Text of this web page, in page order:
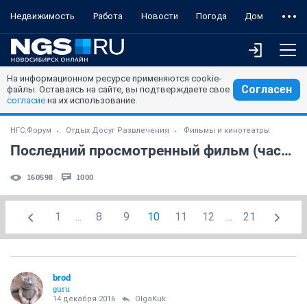
Недвижимость Работа Новости Погода Дом
На информационном ресурсе применяются cookie-
файлы. Оставаясь на сайте, вы подтверждаете свое
согласие на их использование.
Согласен
НГС.Форум Отдых Досуг Развлечения Фильмы и кинотеатры
Последний просмотренный фильм (часть 8)
160598 1000
1 ... 8 9 10 11 12 ... 21
brod
guru
14 декабря 2016 OlgaKuk